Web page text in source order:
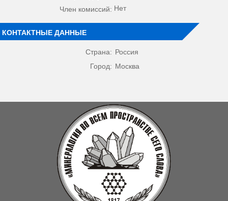
Член комиссий: Нет
КОНТАКТНЫЕ ДАННЫЕ
Страна: Россия
Город: Москва